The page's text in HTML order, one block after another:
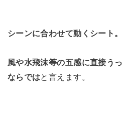
シーンに合わせて動くシート。
風や水飛沫等の五感に直接う
ならではと言えます。